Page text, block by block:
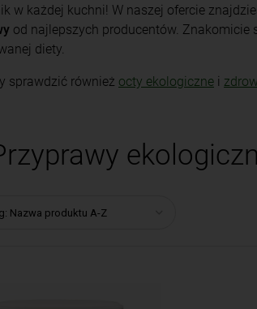
w każdej kuchni! W naszej ofercie
od najlepszych producentów. Znakomicie
diety.
sprawdzić również octy ekologiczne i
Nazwa produktu A-Z